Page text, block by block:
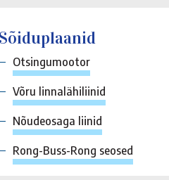
Sõiduplaanid
Otsingumootor
Võru linnalähiliinid
Nõudeosaga liinid
Rong-Buss-Rong seosed